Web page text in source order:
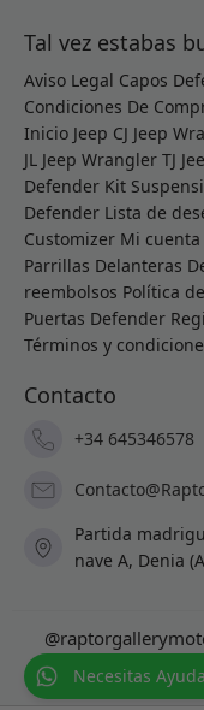
Necesitas
Tal vez estabas
Aviso Legal Capos
Condiciones De
Inicio Jeep CJ Jeep
JL Jeep Wrangler TJ
Defender Kit
Defender Lista de
Customizer Mi cuenta
Parrillas Delanteras
reembolsos Política
Puertas Defender
Términos y
Contacto
+34 645346578
Partida
nave A, Denia